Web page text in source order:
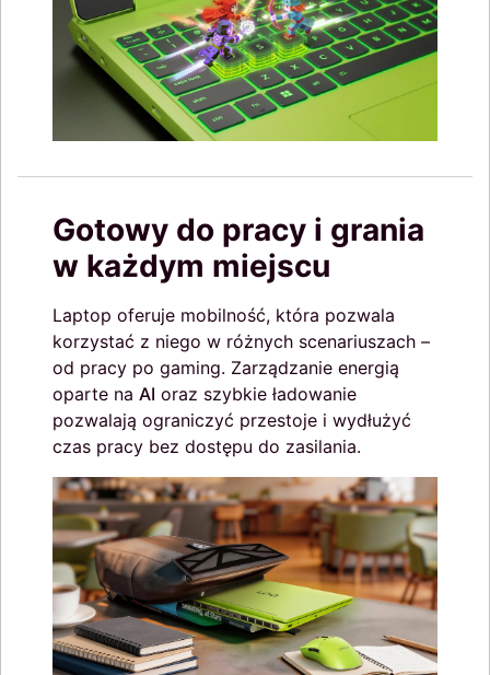
Gotowy do pracy i grania
w każdym miejscu
Laptop oferuje mobilność, która pozwala
korzystać z niego w różnych scenariuszach –
od pracy po gaming. Zarządzanie energią
oparte na AI oraz szybkie ładowanie
pozwalają ograniczyć przestoje i wydłużyć
czas pracy bez dostępu do zasilania.